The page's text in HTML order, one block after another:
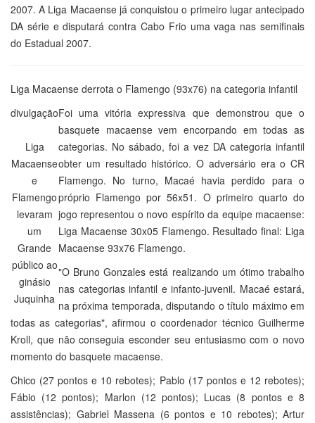
2007. A Liga Macaense já conquistou o primeiro lugar antecipado
DA série e disputará contra Cabo Frio uma vaga nas semifinais
do Estadual 2007.
Liga Macaense derrota o Flamengo (93x76) na categoria infantil
divulgação
Liga
Macaense
e
Flamengo
levaram
um
Grande
público ao
ginásio
Juquinha
Foi uma vitória expressiva que demonstrou que o
basquete macaense vem encorpando em todas as
categorias. No sábado, foi a vez DA categoria infantil
obter um resultado histórico. O adversário era o CR
Flamengo. No turno, Macaé havia perdido para o
próprio Flamengo por 56x51. O primeiro quarto do
jogo representou o novo espírito da equipe macaense:
Liga Macaense 30x05 Flamengo. Resultado final: Liga
Macaense 93x76 Flamengo.
"O Bruno Gonzales está realizando um ótimo trabalho
nas categorias infantil e infanto-juvenil. Macaé estará,
na próxima temporada, disputando o título máximo em
todas as categorias", afirmou o coordenador técnico Guilherme
Kroll, que não conseguia esconder seu entusiasmo com o novo
momento do basquete macaense.
Chico (27 pontos e 10 rebotes); Pablo (17 pontos e 12 rebotes);
Fábio (12 pontos); Marlon (12 pontos); Lucas (8 pontos e 8
assistências); Gabriel Massena (6 pontos e 10 rebotes); Artur